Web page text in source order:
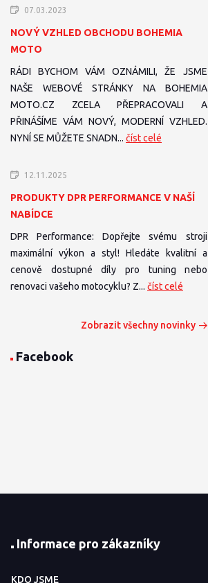
07.03.2023
NOVÝ VZHLED OBCHODU BOHEMIA
MOTO
RÁDI BYCHOM VÁM OZNÁMILI, ŽE JSME
NAŠE WEBOVÉ STRÁNKY NA BOHEMIA
MOTO.CZ ZCELA PŘEPRACOVALI A
PŘINÁŠÍME VÁM NOVÝ, MODERNÍ VZHLED.
NYNÍ SE MŮŽETE SNADN... číst celé
12.11.2025
PRODUKTY DPR PERFORMANCE V NAŠÍ
NABÍDCE
DPR Performance: Dopřejte svému stroji
maximální výkon a styl! Hledáte kvalitní a
cenově dostupné díly pro tuning nebo
renovaci vašeho motocyklu? Z... číst celé
Zobrazit všechny novinky
Facebook
Informace pro zákazníky
KDO JSME